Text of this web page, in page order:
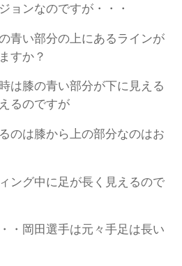
ョンなのですが・・・
青い部分の上にあるラインが
すか？
は膝の青い部分が下に見える
るのですが
のは膝から上の部分なのはお
ング中に足が長く見えるので
・岡田選手は元々手足は長い